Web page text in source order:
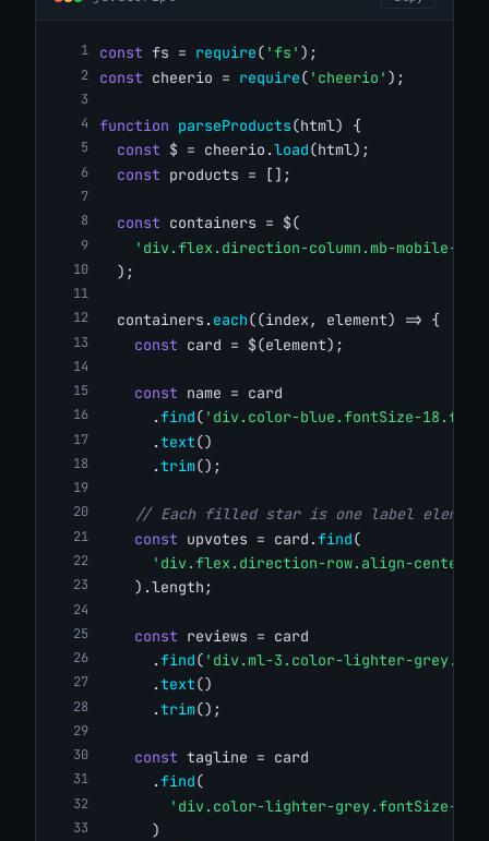
const fs = require( 'fs' );
const cheerio = require( 'cheerio' );
function parseProducts(html) {
const $ = cheerio.load(html);
const products = [];
const containers = $(
'div.flex.direction-column.mb-mobile-
  );
  containers.
each((index, element) => {
const card = $(element);
const name = card
      .
find( 'div.color-blue.fontSize-
      .
text()
      .
trim();
// Each filled star is one label
const upvotes = card.find(
'div.flex.direction-row.align-center
    ).length;
const reviews = card
      .
find( 'div.ml-3.color-lighter-
      .
text()
      .
trim();
const tagline = card
      .
find(
'div.color-lighter-grey.fontSize-
      )